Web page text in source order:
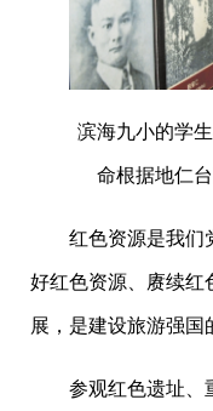
滨海九小的学
命根据地仁
红色资源是我们
好红色资源、赓续
展，是建设旅游强国
参观红色遗址